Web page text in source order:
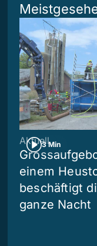
3 Min
Aktuell
einem
beschäftigt
ganze Nacht